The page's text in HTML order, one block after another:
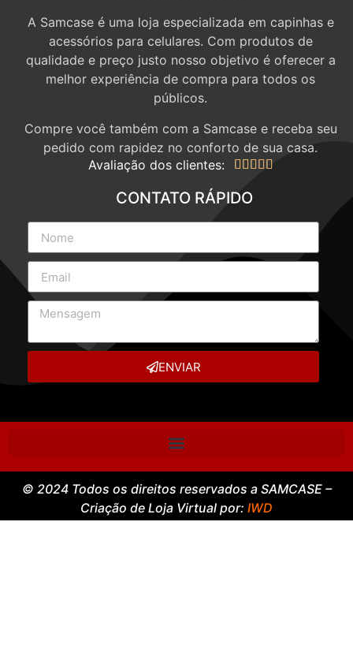
A Samcase é uma loja especializada em capinhas e
acessórios para celulares. Com produtos de
qualidade e preço justo nosso objetivo é oferecer a
melhor experiência de compra para todos os
públicos.
Compre você também com a Samcase e receba seu
pedido com rapidez no conforto de sua casa.
Avaliação dos clientes:
    
CONTATO RÁPIDO
ENVIAR
© 2024 Todos os direitos reservados a SAMCASE –
Criação de Loja Virtual por: IWD